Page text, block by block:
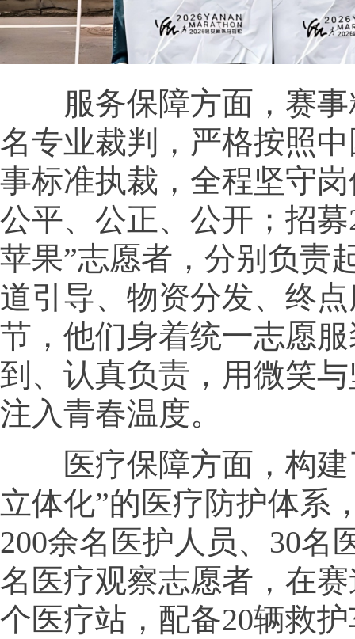
服务保障方面，赛事
名专业裁判，严格按照
事标准执裁，全程坚守
公平、公正、公开；招募
苹果”志愿者，分别负责
道引导、物资分发、终
节，他们身着统一志愿
到、认真负责，用微笑
注入青春温度。
医疗保障方面，构建
立体化”的医疗防护体系
200余名医护人员、30名
名医疗观察志愿者，在
个医疗站，配备20辆救